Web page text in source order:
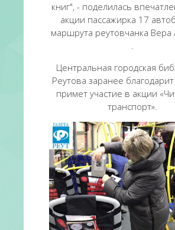
книг", - поделилась
акции пассажирка 17
маршрута реутовчанка Вера
.
Центральная городская
Реутова заранее благодарит
примет участие в акции
транспорт».